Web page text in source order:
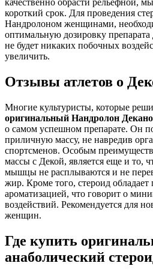
качественно обрасти рельефной,
короткий срок. Для проведения
Нандролоном женщинами,
оптимальную дозировку
не будет никаких побочных
увеличить.
Отзывы атлетов о
Многие культуристы, которые
оригинальный Нандролон
о самом успешном препарате. Он
приличную массу, не навредив
спортсменов. Особым
массы с Декой, является еще и то,
мышцы не расплываются и не
жир. Кроме того, стероид
ароматизацией, что говорит о
воздействий. Рекомендуется для
женщин.
Где купить
анаболический